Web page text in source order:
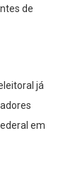
de
já
em